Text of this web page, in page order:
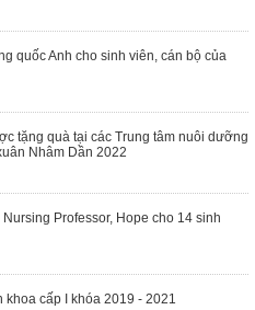
quốc Anh cho sinh viên, cán bộ của
tặng quà tại các Trung tâm nuôi dưỡng
Nhâm Dần 2022
Professor, Hope cho 14 sinh
khoa cấp I khóa 2019 - 2021